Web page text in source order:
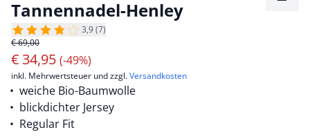
Tannennadel-Henley
3,9 (7)
€ 69,00
€ 34,95 (-49%)
inkl. Mehrwertsteuer und zzgl.Versandkosten
weiche Bio-Baumwolle
blickdichter Jersey
Regular Fit